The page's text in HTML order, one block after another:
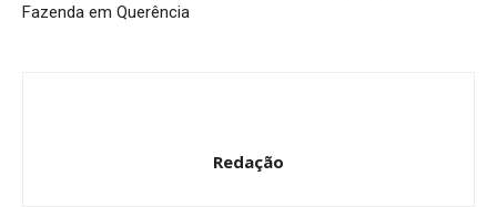
Fazenda em Querência
Redação